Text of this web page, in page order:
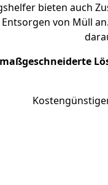
bieten auch
von Müll
maßgeschneiderte